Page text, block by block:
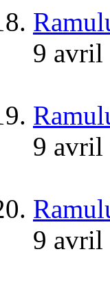
9 avril
9 avril
9 avril